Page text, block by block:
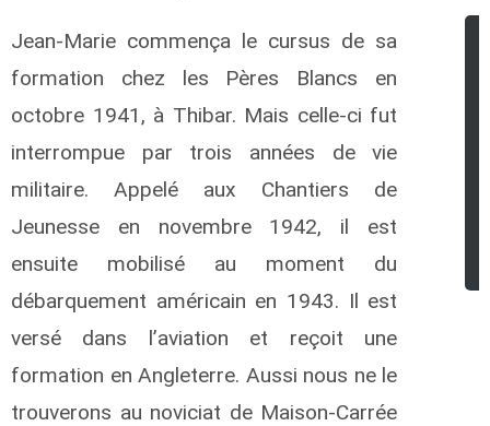
Jean-Marie commença le cursus de sa
formation chez les Pères Blancs en
octobre 1941, à Thibar. Mais celle-ci fut
interrompue par trois années de vie
militaire. Appelé aux Chantiers de
Jeunesse en novembre 1942, il est
ensuite mobilisé au moment du
débarquement américain en 1943. Il est
versé dans l’aviation et reçoit une
formation en Angleterre. Aussi nous ne le
trouverons au noviciat de Maison-Carrée